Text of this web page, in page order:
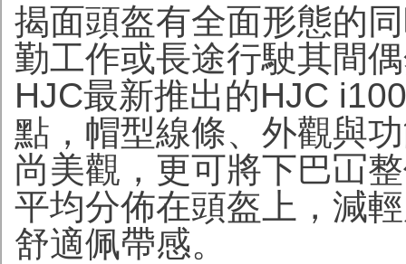
揭面頭盔有全面形態的
勤工作或長途行駛其間
HJC最新推出的HJC
點，帽型線條、外觀與
尚美觀，更可將下巴冚
平均分佈在頭盔上，減
舒適佩帶感。